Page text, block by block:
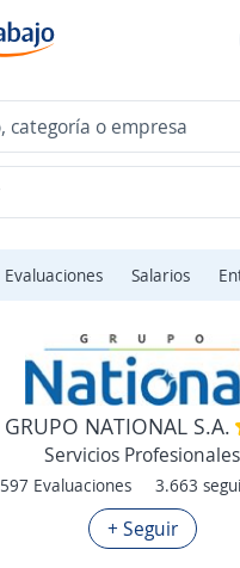
Evaluaciones Salarios
GRUPO NATIONAL S.A.
Servicios Profesionales
597 Evaluaciones 3.663
+ Seguir